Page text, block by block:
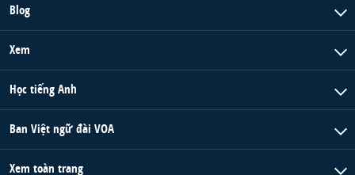
Blog
Xem
Học tiếng Anh
Ban Việt ngữ đài VOA
Xem toàn trang